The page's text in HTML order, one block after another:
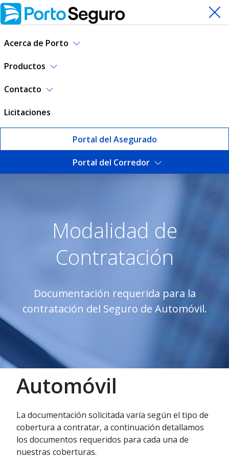
Acerca de Porto
Productos
Contacto
Licitaciones
Portal del Asegurado
Portal del Corredor
Contratar seguro de Auto |
Modalidad de
Contratación
Documentación requerida para la
contratación del Seguro de Automóvil.
Automóvil
La documentación solicitada varía según el tipo de
cobertura a contratar, a continuación detallamos
los documentos requeridos para cada una de
nuestras coberturas.